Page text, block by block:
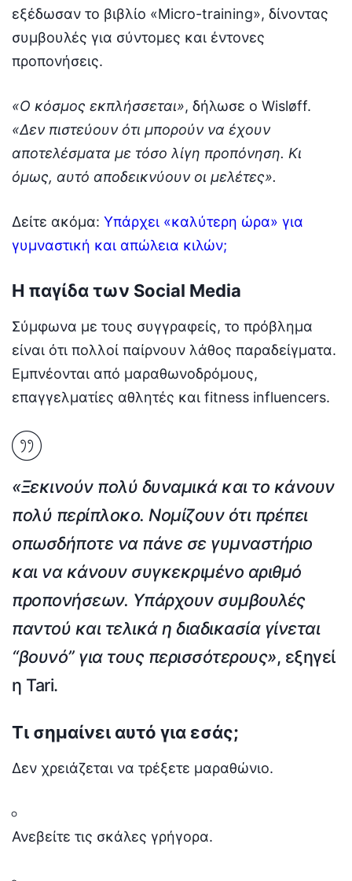
εξέδωσαν το βιβλίο «Micro-training», δίνοντας
συμβουλές για σύντομες και έντονες
προπονήσεις.
«Ο κόσμος εκπλήσσεται», δήλωσε ο Wisløff.
«Δεν πιστεύουν ότι μπορούν να έχουν
αποτελέσματα με τόσο λίγη προπόνηση. Κι
όμως, αυτό αποδεικνύουν οι μελέτες».
Δείτε ακόμα: Υπάρχει «καλύτερη ώρα» για
γυμναστική και απώλεια κιλών;
Η παγίδα των Social Media
Σύμφωνα με τους συγγραφείς, το πρόβλημα
είναι ότι πολλοί παίρνουν λάθος παραδείγματα.
Εμπνέονται από μαραθωνοδρόμους,
επαγγελματίες αθλητές και fitness influencers.
«Ξεκινούν πολύ δυναμικά και το κάνουν
πολύ περίπλοκο. Νομίζουν ότι πρέπει
οπωσδήποτε να πάνε σε γυμναστήριο
και να κάνουν συγκεκριμένο αριθμό
προπονήσεων. Υπάρχουν συμβουλές
παντού και τελικά η διαδικασία γίνεται
“βουνό” για τους περισσότερους», εξηγεί
η Tari.
Τι σημαίνει αυτό για εσάς;
Δεν χρειάζεται να τρέξετε μαραθώνιο.
Ανεβείτε τις σκάλες γρήγορα.